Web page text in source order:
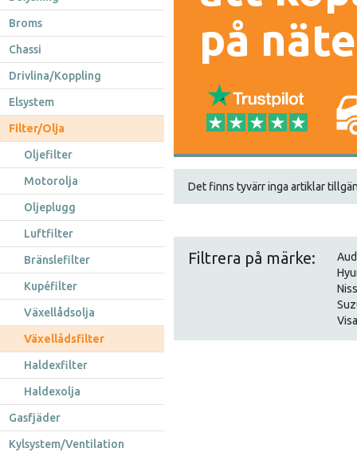
Broms
Chassi
Drivlina/Koppling
Elsystem
Filter/Olja
Oljefilter
Motorolja
Oljeplugg
Luftfilter
Bränslefilter
Kupéfilter
Växellådsolja
Växellådsfilter
Haldexfilter
Haldexolja
Gasfjäder
Kylsystem/Ventilation
på
Det finns tyvärr inga artiklar
Filtrera på märke: